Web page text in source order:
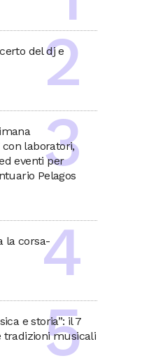
del dj e
laboratori,
eventi per
Pelagos
la corsa-
e storia”: il 7
tradizioni musicali